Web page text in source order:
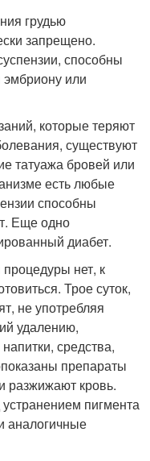
грудью
запрещено.
способны
или
которые теряют
существуют
татуажа бровей или
есть любые
способны
Еще одно
диабет.
нет, к
Трое суток,
не употребляя
удалению,
средства,
препараты
разжижают кровь.
пигмента
аналогичные